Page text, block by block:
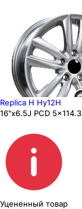
Replica H Hy12H
16"x6.5J PCD
Уцененный товар